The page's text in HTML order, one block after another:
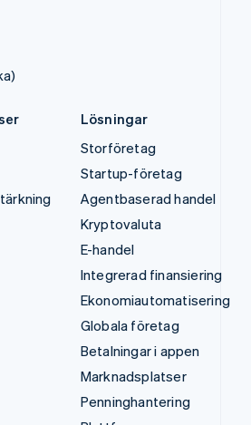
Lösningar
Storföretag
Startup-företag
Agentbaserad handel
Kryptovaluta
E-handel
Integrerad finansiering
Ekonomiautomatisering
Globala företag
Betalningar i appen
Marknadsplatser
Penninghantering